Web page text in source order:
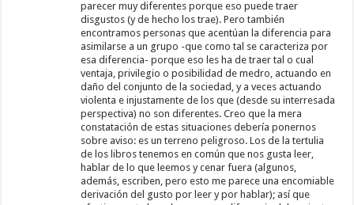
parecer muy diferentes porque eso puede traer
disgustos (y de hecho los trae). Pero también
encontramos personas que acentúan la diferencia para
asimilarse a un grupo -que como tal se caracteriza por
esa diferencia- porque eso les ha de traer tal o cual
ventaja, privilegio o posibilidad de medro, actuando en
daño del conjunto de la sociedad, y a veces actuando
violenta e injustamente de los que (desde su interresada
perspectiva) no son diferentes. Creo que la mera
constatación de estas situaciones debería ponernos
sobre aviso: es un terreno peligroso. Los de la tertulia
de los libros tenemos en común que nos gusta leer,
hablar de lo que leemos y cenar fuera (algunos,
además, escriben, pero esto me parece una encomiable
derivación del gusto por leer y por hablar); así que